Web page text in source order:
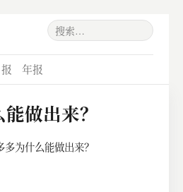
年报
做出来？
多为什么能做出来？